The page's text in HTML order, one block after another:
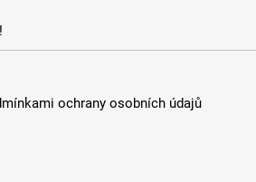
ochrany osobních údajů